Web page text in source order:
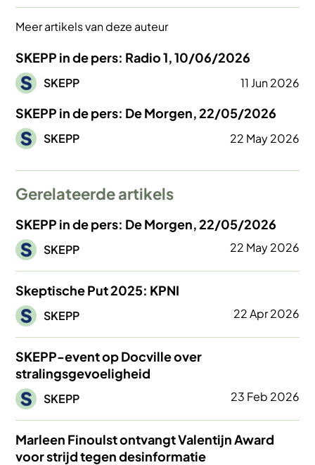
Meer artikels van deze auteur
SKEPP in de pers: Radio 1, 10/06/2026
Afbeelding
SKEPP 11 Jun 2026
SKEPP in de pers: De Morgen, 22/05/2026
Afbeelding
SKEPP 22 May 2026
Gerelateerde artikels
SKEPP in de pers: De Morgen, 22/05/2026
Afbeelding
SKEPP 22 May 2026
Skeptische Put 2025: KPNI
Afbeelding
SKEPP 22 Apr 2026
SKEPP-event op Docville over
stralingsgevoeligheid
Afbeelding
SKEPP 23 Feb 2026
Marleen Finoulst ontvangt Valentijn Award
voor strijd tegen desinformatie